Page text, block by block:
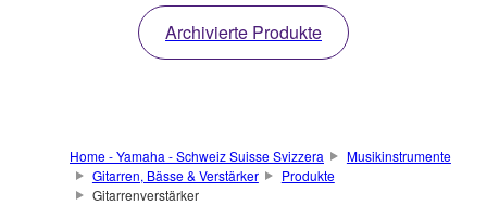
erstellen und diese
direkt von IhremArchivierte Produkte
Home - Yamaha - Schweiz Suisse Svizzera
Musikinstrumente
Gitarren, Bässe & Verstärker
Produkte
Gitarrenverstärker